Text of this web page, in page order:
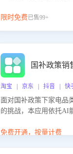
限时免费已售99+
国补政策
淘宝 | 京东 | 抖音 | 快
面对国补政策下家电品
的挑战，本应用依托AI
政策的关注焦点与购买
免费开通，按量计费